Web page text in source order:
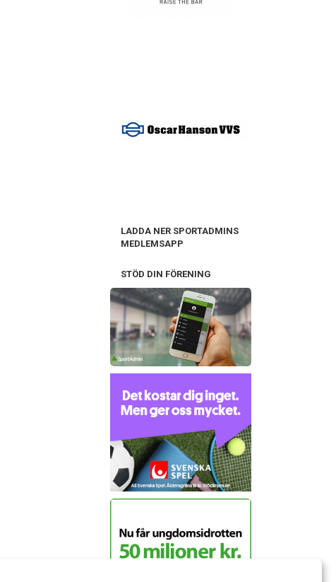
LADDA NER SPORTADMINS
MEDLEMSAPP
STÖD DIN FÖRENING